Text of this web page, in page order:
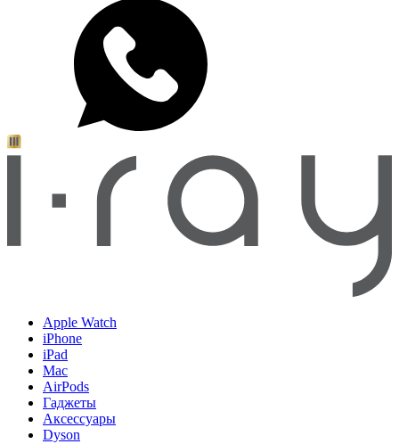
Apple Watch
iPhone
iPad
Mac
AirPods
Гаджеты
Аксессуары
Dyson